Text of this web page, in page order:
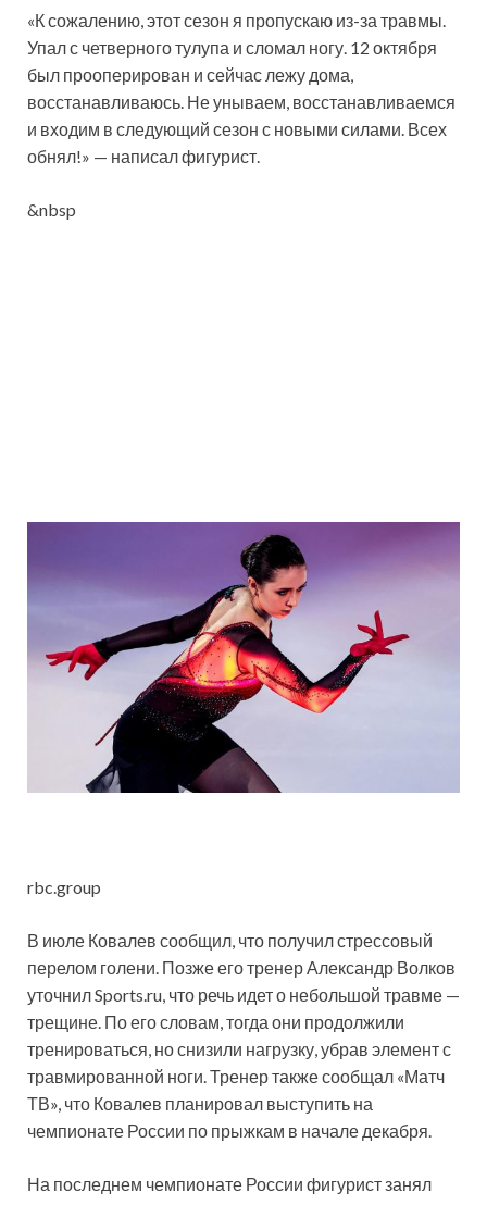
«К сожалению, этот сезон я пропускаю из-за травмы.
Упал с четверного тулупа и сломал ногу. 12 октября
был прооперирован и сейчас лежу дома,
восстанавливаюсь. Не унываем, восстанавливаемся
и входим в следующий сезон с новыми силами. Всех
обнял!» — написал фигурист.
&nbsp
rbc.group
В июле Ковалев сообщил, что получил стрессовый
перелом голени. Позже его тренер Александр Волков
уточнил Sports.ru, что речь идет о небольшой травме —
трещине. По его словам, тогда они продолжили
тренироваться, но снизили нагрузку, убрав элемент с
травмированной ноги. Тренер также сообщал «Матч
ТВ», что Ковалев планировал выступить на
чемпионате России по прыжкам в начале декабря.
На последнем чемпионате России фигурист занял